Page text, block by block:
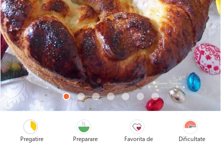
Pregatire
Preparare
Favorita de
Dificultate